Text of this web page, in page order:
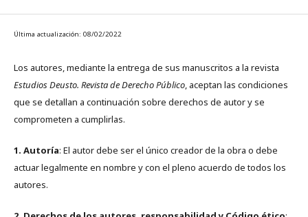
Última actualización: 08/02/2022
Los autores, mediante la entrega de sus manuscritos a la revista
Estudios Deusto. Revista de Derecho Público, aceptan las condiciones
que se detallan a continuación sobre derechos de autor y se
comprometen a cumplirlas.
1. Autoría: El autor debe ser el único creador de la obra o debe
actuar legalmente en nombre y con el pleno acuerdo de todos los
autores.